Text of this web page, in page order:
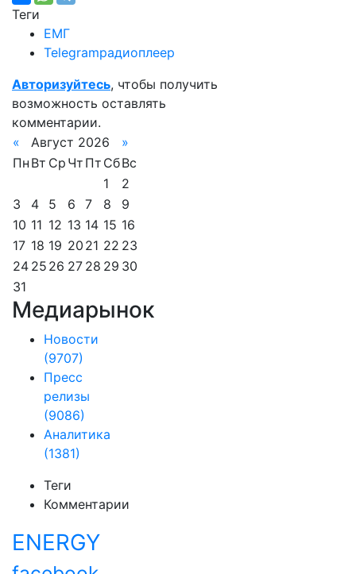
Теги
ЕМГ
Telegramрадиоплеер
Авторизуйтесь, чтобы получить
возможность оставлять
комментарии.
«
Август 2026
»
Пн Вт Ср Чт Пт СбВс
1
2
3
4 5 6 7 8
9
10 11 12 13 14 15 16
17 18 19 20 21 22 23
24 25 26 27 28 29 30
31
Медиарынок
Новости
(9707)
Пресс
релизы
(9086)
Аналитика
(1381)
Теги
Комментарии
ENERGY